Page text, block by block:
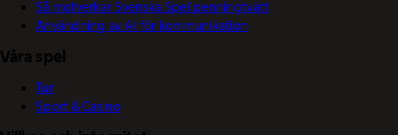
Så motverkar Svenska Spel penningtvätt
Användning av AI för kommunikation
Våra spel
Tur
Sport & Casino